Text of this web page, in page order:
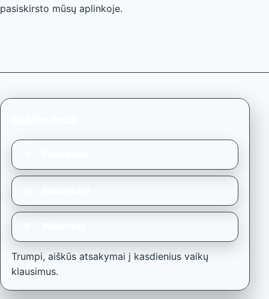
pasiskirsto mūsų aplinkoje.
Trumpi, aiškūs atsakymai į kasdienius vaikų
klausimus.